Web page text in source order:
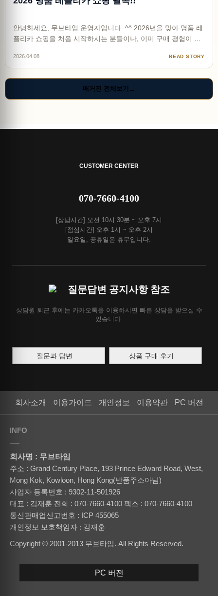
안녕하세요, 무브타임 운영자입니다. ^^ 2026년을 맞아 명품 레
플리카 쇼핑을 처음 시작하시는 분들이나, 이미 구매 경험이 있
임에서 종합 허브 가이드를 준비했습니다. 현재 온라인상에는
2026.04.08 READ STORY
매거진 전체보기 →
CUSTOMER CENTER
070-7660-4100
[상담시간] 오전 10시 30분 ~ 오후 7시
[점심시간] 오후 1시 ~ 오후 2시
일요일, 공휴일은 휴무입니다.
질문답변 공지사항 참조
상담원 퇴근 후에는 카카오톡을 이용하시면 빠른 상담을 받으실 수
있습니다.
질문과 답변 상품 구매 후기
회사소개 이용가이드 개인정보 이용약관 PC 버전
INFO
회사명 : 무브타임
주소 : Grand Century Place, 193 Prince Edward Road, West,
Mong Kok, Kowloon, Hong Kong(반품주소아님)
사업자 등록번호 : 9302-11-501926
대표 : 김재훈 전화 : 070-7660-4100 팩스 : 070-7660-4100
통신판매업신고번호 : ICP 455065
개인정보 보호책임자 : 김재훈
Copyright © 2001-2013 무브타임. All Rights Reserved.
PC 버전